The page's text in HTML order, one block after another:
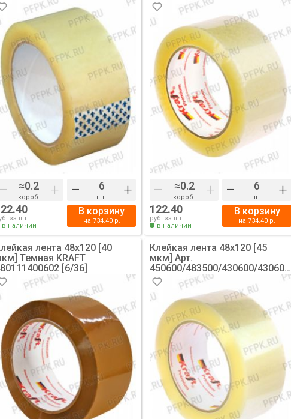
– короб. + – шт. +
за шт.
в наличии
В корзину
на 734.40р.
– короб. + – шт. +
122.40
руб. за шт.
в наличии
В корзину
на734.40 р.
лента 48х120 [40
Темная KRAFT
[6/36]
Клейкая лента 48х120 [45
мкм] Арт.
450600/483500/430600/430605
Прозрачная KRAFT [1/36]